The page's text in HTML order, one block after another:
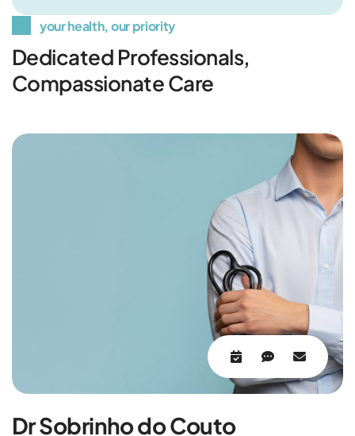
your health, our priority
Dedicated Professionals,
Compassionate Care
Dr Sobrinho do Couto